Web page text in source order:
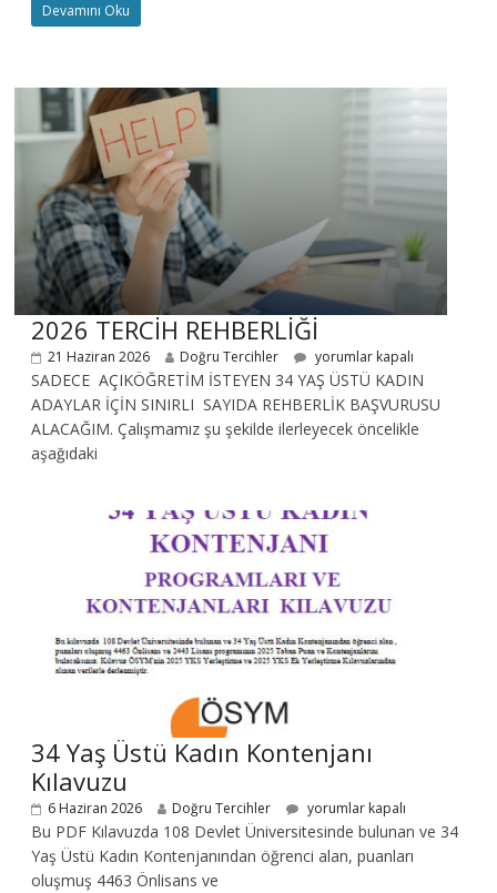
Devamını Oku
2026 TERCİH REHBERLİĞİ
21 Haziran 2026 Doğru Tercihler yorumlar kapalı
SADECE AÇIKÖĞRETİM İSTEYEN 34 YAŞ ÜSTÜ KADIN
ADAYLAR İÇİN SINIRLI SAYIDA REHBERLİK BAŞVURUSU
ALACAĞIM. Çalışmamız şu şekilde ilerleyecek öncelikle
aşağıdaki
34 Yaş Üstü Kadın Kontenjanı
Kılavuzu
6 Haziran 2026 Doğru Tercihler yorumlar kapalı
Bu PDF Kılavuzda 108 Devlet Üniversitesinde bulunan ve 34
Yaş Üstü Kadın Kontenjanından öğrenci alan, puanları
oluşmuş 4463 Önlisans ve